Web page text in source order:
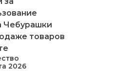
Чебурашки
товаров
2026